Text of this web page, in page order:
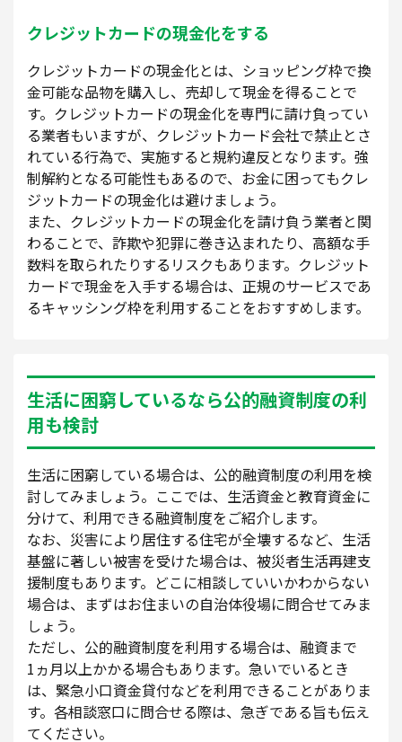
クレジットカードの現金化をする
クレジットカードの現金化とは、ショッピング枠で換
金可能な品物を購入し、売却して現金を得ることで
す。クレジットカードの現金化を専門に請け負ってい
る業者もいますが、クレジットカード会社で禁止とさ
れている行為で、実施すると規約違反となります。強
制解約となる可能性もあるので、お金に困ってもクレ
ジットカードの現金化は避けましょう。
また、クレジットカードの現金化を請け負う業者と関
わることで、詐欺や犯罪に巻き込まれたり、高額な手
数料を取られたりするリスクもあります。クレジット
カードで現金を入手する場合は、正規のサービスであ
るキャッシング枠を利用することをおすすめします。
生活に困窮しているなら公的融資制度の利
用も検討
生活に困窮している場合は、公的融資制度の利用を検
討してみましょう。ここでは、生活資金と教育資金に
分けて、利用できる融資制度をご紹介します。
なお、災害により居住する住宅が全壊するなど、生活
基盤に著しい被害を受けた場合は、被災者生活再建支
援制度もあります。どこに相談していいかわからない
場合は、まずはお住まいの自治体役場に問合せてみま
しょう。
ただし、公的融資制度を利用する場合は、融資まで
1ヵ月以上かかる場合もあります。急いでいるとき
は、緊急小口資金貸付などを利用できることがありま
す。各相談窓口に問合せる際は、急ぎである旨も伝え
てください。